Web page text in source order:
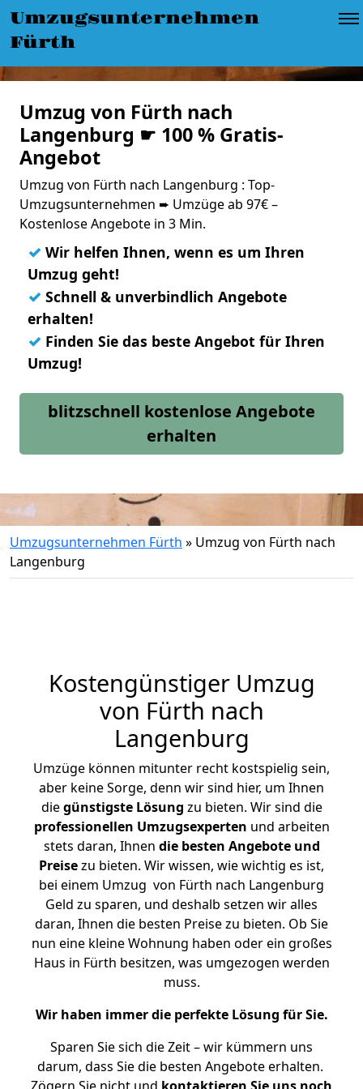
Umzugsunternehmen
Fürth
Umzug von Fürth nach
Langenburg ☛ 100 % Gratis-
Angebot
Umzug von Fürth nach Langenburg : Top-
Umzugsunternehmen ➨ Umzüge ab 97€ –
Kostenlose Angebote in 3 Min.
✓ Wir helfen Ihnen, wenn es um Ihren
Umzug geht!
✓ Schnell & unverbindlich Angebote
erhalten!
✓ Finden Sie das beste Angebot für Ihren
Umzug!
blitzschnell kostenlose Angebote
erhalten
Umzugsunternehmen Fürth » Umzug von Fürth nach
Langenburg
Kostengünstiger Umzug
von Fürth nach
Langenburg
Umzüge können mitunter recht kostspielig sein,
aber keine Sorge, denn wir sind hier, um Ihnen
diegünstigste Lösung zu bieten. Wir sind die
professionellen Umzugsexperten und arbeiten
stets daran, Ihnen die besten Angebote und
Preisezu bieten. Wir wissen, wie wichtig es ist,
bei einem Umzug von Fürth nach Langenburg
Geld zu sparen, und deshalb setzen wir alles
daran, Ihnen die besten Preise zu bieten. Ob Sie
nun eine kleine Wohnung haben oder ein großes
Haus in Fürth besitzen, was umgezogen werden
muss.
Wir haben immer die perfekte Lösung für Sie.
Sparen Sie sich die Zeit – wir kümmern uns
darum, dass Sie die besten Angebote erhalten.